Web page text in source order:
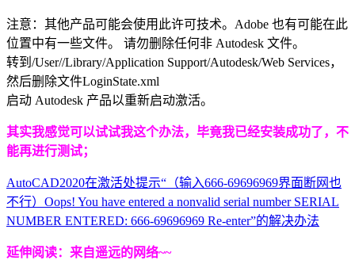
注意：其他产品可能会使用此许可技术。Adobe 也有可能在此
位置中有一些文件。 请勿删除任何非 Autodesk 文件。
转到/User//Library/Application Support/Autodesk/Web Services，
然后删除文件LoginState.xml
启动 Autodesk 产品以重新启动激活。
其实我感觉可以试试我这个办法，毕竟我已经安装成功了，不
能再进行测试；
AutoCAD2020在激活处提示“（输入666-69696969界面断网也
不行）Oops! You have entered a nonvalid serial number SERIAL
NUMBER ENTERED: 666-69696969 Re-enter”的解决办法
延伸阅读：来自遥远的网络~~